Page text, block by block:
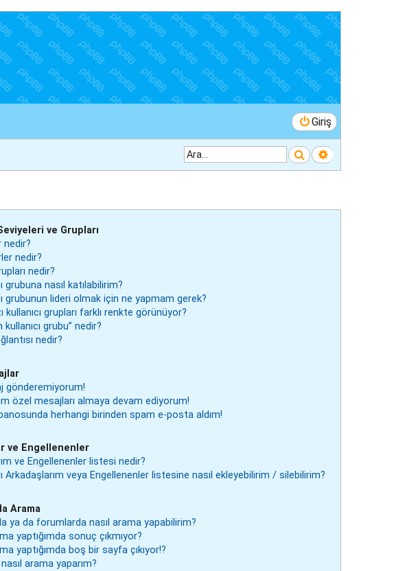
Giriş
Ara Gelişmiş arama
ve Grupları
nedir?
nedir?
nedir?
grubuna nasıl katılabilirim?
grubunun lideri olmak için ne yapmam gerek?
kullanıcı grupları farklı renkte görünüyor?
kullanıcı grubu” nedir?
nedir?
gönderemiyorum!
özel mesajları almaya devam ediyorum!
herhangi birinden spam e-posta aldım!
ve Engellenenler
ve Engellenenler listesi nedir?
Arkadaşlarım veya Engellenenler listesine nasıl ekleyebilirim / silebilirim?
Arama
ya da forumlarda nasıl arama yapabilirim?
yaptığımda sonuç çıkmıyor?
yaptığımda boş bir sayfa çıkıyor!?
arama yaparım?